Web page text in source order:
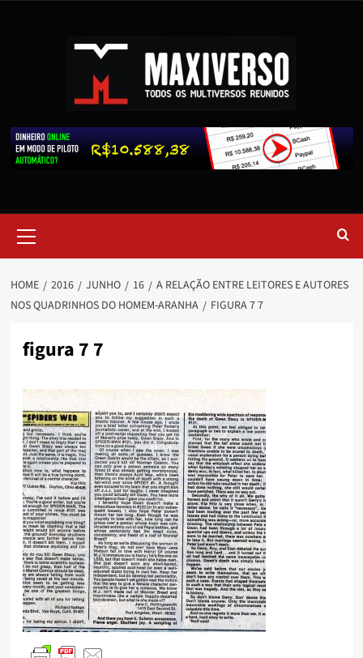
HOME 2016 JUNHO 16
A RELAÇÃO ENTRE LEITORES E AUTORES
NOS QUADRINHOS DO HOMEM-ARANHA
FIGURA 7 7
figura 7 7